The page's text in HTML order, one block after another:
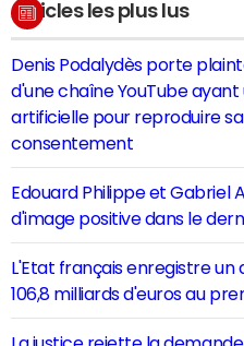
Articles les plus lus
Denis Podalydès porte
d'une chaîne YouTube
artificielle pour reproduire sa
consentement
Edouard Philippe et Gabriel
d'image positive dans le
L'Etat français enregistre un
106,8 milliards d'euros au